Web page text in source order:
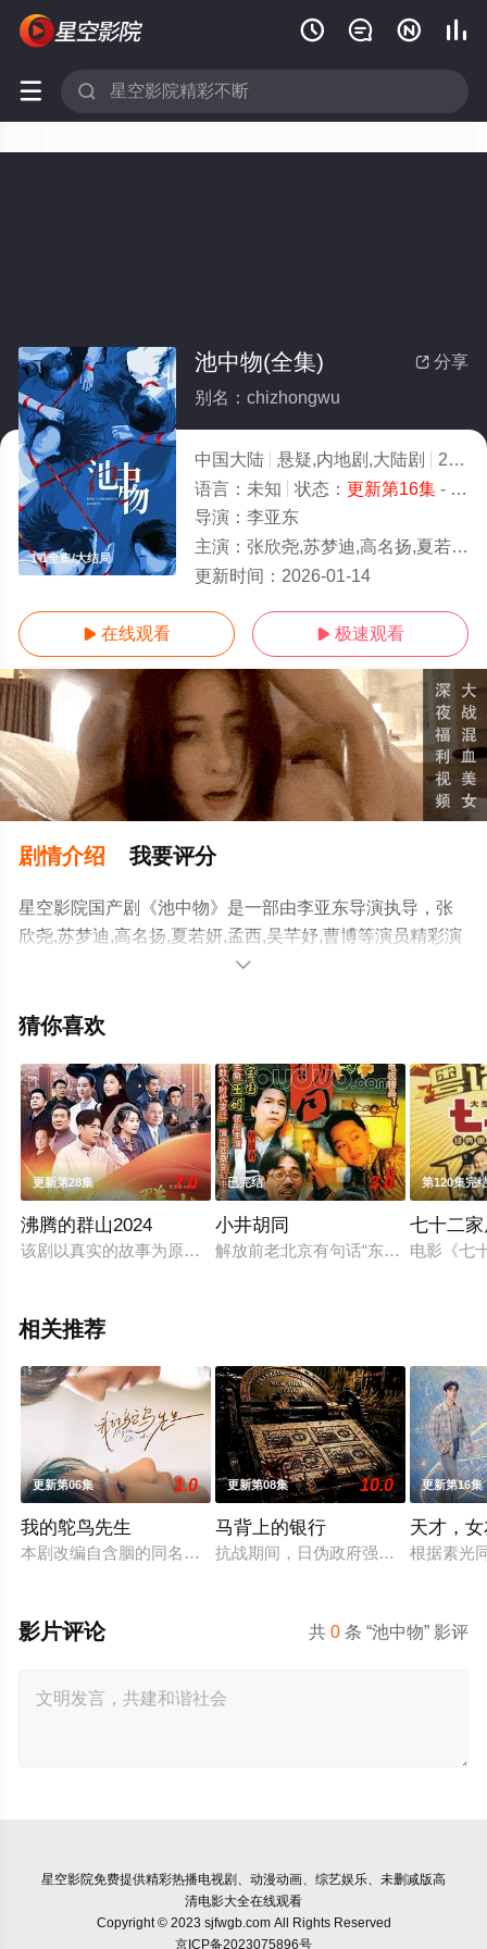
   
 
1-1全集/大结局
 分享
池中物(全集)
别名：chizhongwu
中国大陆 悬疑,内地剧,大陆剧
2026
语言： 未知 状态： 更新第16集- 免费在线观看
导演： 李亚东
主演： 张欣尧,苏梦迪,高名扬,夏若妍,孟西,吴芊妤,曹博
更新时间： 2026-01-14
 在线观看  极速观看
剧情介绍 我要评分
星空影院国产剧《池中物》是一部由李亚东导演执导，张
欣尧,苏梦迪,高名扬,夏若妍,孟西,吴芊妤,曹博等演员精彩演
绎的中国大陆电视剧，大结局剧情已揭晓（1-1全集），手
网，热播电视剧提前免费观看，更多剧情信息可移步至豆

猜你喜欢
更新第28集 7.0
沸腾的群山2024
该剧以真实的故事为原型，紧贴人民群众,围绕“资源枯竭型城市
已完结 3.0
小井胡同
解放前老北京有句话“东富西贵、南
第120集完
七十二
电影《七
相关推荐
更新第06集 1.0
我的鸵鸟先生
本剧改编自含胭的同名小说，讲述了邻家女孩庞倩（苏晓彤 饰
更新第08集 10.0
马背上的银行
抗战期间，日伪政府强行推广、使用
更新第16集
天才，
根据素光
共0 条 “池中物” 影评
影片评论
星空影院免费提供精彩热播电视剧、动漫动画、综艺娱乐、未删减版高
清电影大全在线观看
Copyright © 2023 sjfwgb.com All Rights Reserved
京ICP备2023075896号